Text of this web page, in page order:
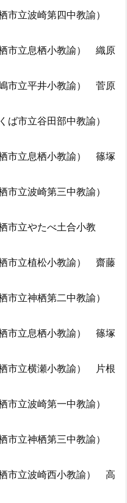
市立波崎第四中教諭）
市立息栖小教諭） 織原
市立平井小教諭） 菅原
ば市立谷田部中教諭）
市立息栖小教諭） 篠塚
市立波崎第三中教諭）
市立やたべ土合小教
市立植松小教諭） 齋藤
市立神栖第二中教諭）
市立息栖小教諭） 篠塚
市立横瀬小教諭） 片根
市立波崎第一中教諭）
市立神栖第三中教諭）
市立波崎西小教諭） 高